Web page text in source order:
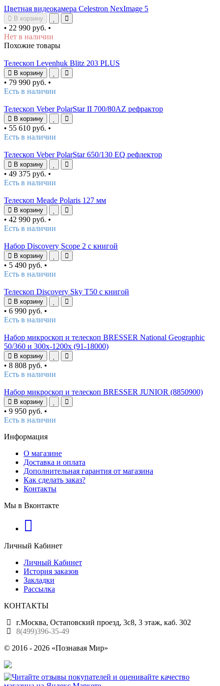
Цветная видеокамера Celestron NexImage 5
В корзину
• 22 990 руб. •
Нет в наличии
Похожие товары
Телескоп Levenhuk Blitz 203 PLUS
В корзину
• 79 990 руб. •
Есть в наличии
Телескоп Veber PolarStar II 700/80AZ рефрактор
В корзину
• 55 610 руб. •
Есть в наличии
Телескоп Veber PolarStar 650/130 EQ рефлектор
В корзину
• 49 375 руб. •
Есть в наличии
Телескоп Meade Polaris 127 мм
В корзину
• 42 990 руб. •
Есть в наличии
Набор Discovery Scope 2 с книгой
В корзину
• 5 490 руб. •
Есть в наличии
Телескоп Discovery Sky T50 с книгой
В корзину
• 6 990 руб. •
Есть в наличии
Набор микроскоп и телескоп BRESSER National Geographic
50/360 и 300x-1200x (91-18000)
В корзину
• 8 808 руб. •
Есть в наличии
Набор микроскоп и телескоп BRESSER JUNIOR (8850900)
В корзину
• 9 950 руб. •
Есть в наличии
Информация
О магазине
Доставка и оплата
Дополнительная гарантия от магазина
Как сделать заказ?
Контакты
Мы в Вконтакте
Личный Кабинет
Личный Кабинет
История заказов
Закладки
Рассылка
КОНТАКТЫ
г.Москва, Остаповский проезд, 3с8, 3 этаж, каб. 302
8(499)396-35-49
© 2016 - 2026 «Познавая Мир»